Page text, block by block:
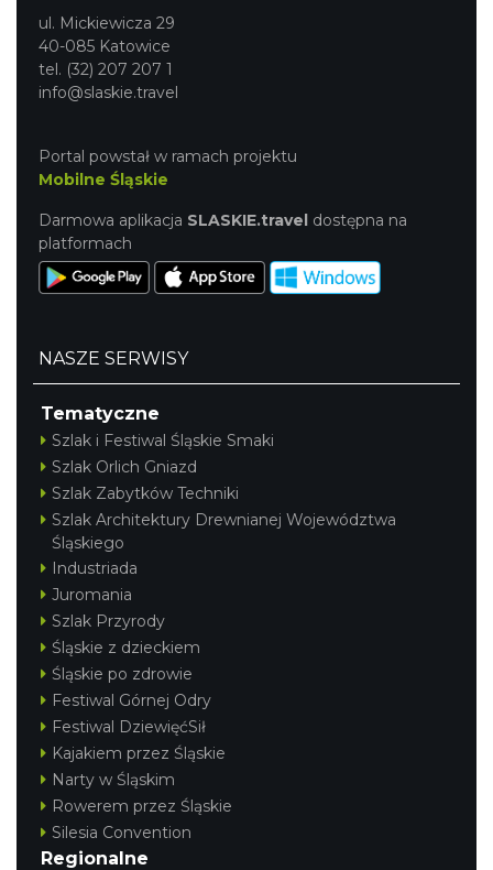
ul. Mickiewicza 29
40-085 Katowice
tel. (32) 207 207 1
info@slaskie.travel
Portal powstał w ramach projektu
Mobilne Śląskie
Darmowa aplikacja SLASKIE.travel dostępna na
platformach
NASZE SERWISY
Tematyczne
Szlak i Festiwal Śląskie Smaki
Szlak Orlich Gniazd
Szlak Zabytków Techniki
Szlak Architektury Drewnianej Województwa
Śląskiego
Industriada
Juromania
Szlak Przyrody
Śląskie z dzieckiem
Śląskie po zdrowie
Festiwal Górnej Odry
Festiwal DziewięćSił
Kajakiem przez Śląskie
Narty w Śląskim
Rowerem przez Śląskie
Silesia Convention
Regionalne